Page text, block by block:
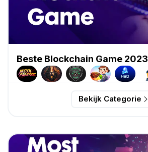
Beste Blockchain Game 2023
Bekijk Categorie